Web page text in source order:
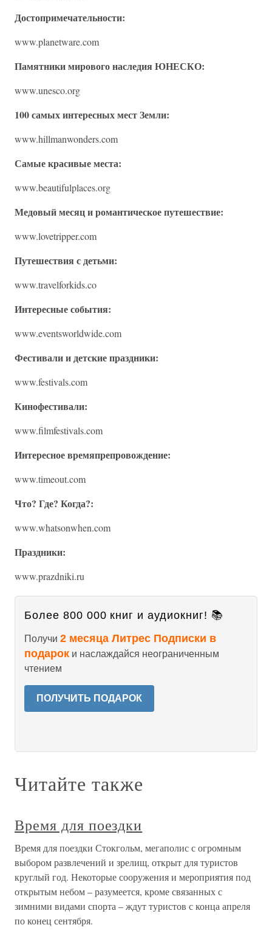
Достопримечательности:
www.planetware.com
Памятники мирового наследия ЮНЕСКО:
www.unesco.org
100 самых интересных мест Земли:
www.hillmanwonders.com
Самые красивые места:
www.beautifulplaces.org
Медовый месяц и романтическое путешествие:
www.lovetripper.com
Путешествия с детьми:
www.travelforkids.co
Интересные события:
www.eventsworldwide.com
Фестивали и детские праздники:
www.festivals.com
Кинофестивали:
www.filmfestivals.com
Интересное времяпрепровождение:
www.timeout.com
Что? Где? Когда?:
www.whatsonwhen.com
Праздники:
www.prazdniki.ru
Более 800 000 книг и аудиокниг! 📚
Получи 2 месяца Литрес Подписки в
подарок и наслаждайся неограниченным
чтением
ПОЛУЧИТЬ ПОДАРОК
Читайте также
Время для поездки
Время для поездки Стокгольм, мегаполис с огромным
выбором развлечений и зрелищ, открыт для туристов
круглый год. Некоторые сооружения и мероприятия под
открытым небом – разумеется, кроме связанных с
зимними видами спорта – ждут туристов с конца апреля
по конец сентября.